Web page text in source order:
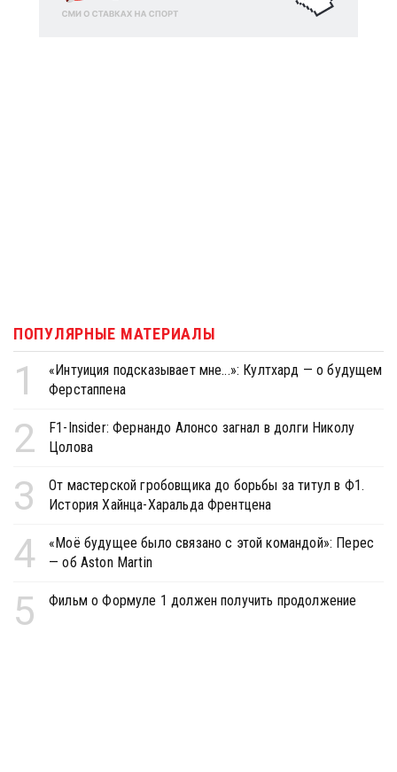
ПОПУЛЯРНЫЕ МАТЕРИАЛЫ
1
«Интуиция подсказывает мне...»: Култхард — о будущем
Ферстаппена
2
F1-Insider: Фернандо Алонсо загнал в долги Николу
Цолова
3
От мастерской гробовщика до борьбы за титул в Ф1.
История Хайнца-Харальда Френтцена
4
«Моё будущее было связано с этой командой»: Перес
— об Aston Martin
5 Фильм о Формуле 1 должен получить продолжение